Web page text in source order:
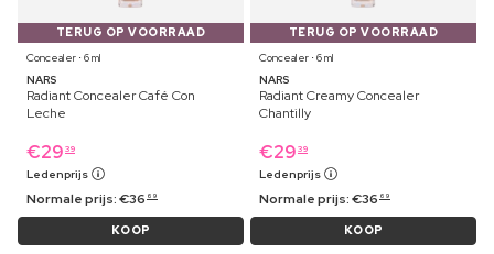
TERUG OP VOORRAAD
Concealer ⋅ 6 ml
NARS
Radiant Concealer Café Con
Leche
€29 39
Ledenprijs
Normale prijs:€36 69
KOOP
TERUG OP VOORRAAD
Concealer ⋅ 6 ml
NARS
Radiant Creamy Concealer
Chantilly
€29 39
Ledenprijs
Normale prijs:€36 69
KOOP